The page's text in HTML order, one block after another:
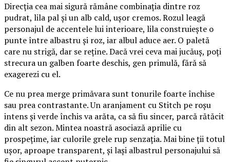
Direcția cea mai sigură rămâne combinația dintre roz
pudrat, lila pal și un alb cald, ușor cremos. Rozul leagă
personajul de accentele lui interioare, lila construiește o
punte între albastru și roz, iar albul aduce aer. O paletă
care nu strigă, dar se reține. Dacă vrei ceva mai jucăuș, poți
strecura un galben foarte deschis, gen primulă, fără să
exagerezi cu el.
Ce nu prea merge primăvara sunt tonurile foarte închise
sau prea contrastante. Un aranjament cu Stitch pe roșu
intens și verde închis va arăta, ca să fiu sincer, parcă rătăcit
din alt sezon. Mintea noastră asociază aprilie cu
prospețime, iar culorile grele rup senzația. Mai bine ții totul
ușor, aproape transparent, și lași albastrul personajului să